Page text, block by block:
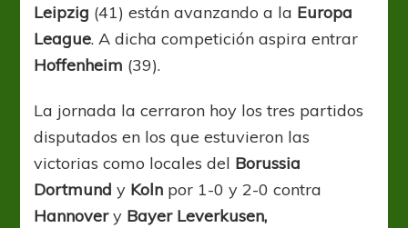
Leipzig (41) están avanzando a la Europa
League. A dicha competición aspira entrar
Hoffenheim (39).
La jornada la cerraron hoy los tres partidos
disputados en los que estuvieron las
victorias como locales del Borussia
Dortmund y Koln por 1-0 y 2-0 contra
Hannovery Bayer Leverkusen,